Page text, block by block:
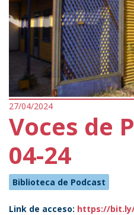
27/04/2024
Voces de
04-24
Biblioteca de Podcast
Link de acceso: https://bit.ly/